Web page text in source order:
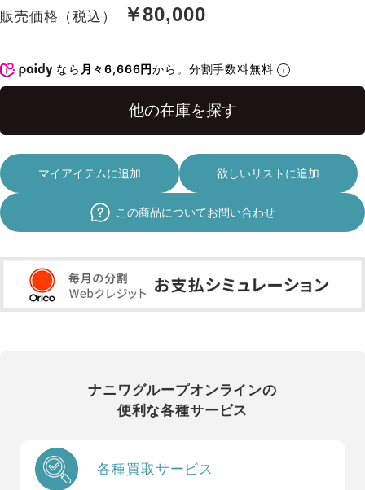
販売価格（税込） ￥80,000
なら 月々6,666円から。分割手数料無料
マイアイテムに追加 欲しいリストに追加
この商品についてお問い合わせ
ナニワグループオンラインの
便利な各種サービス
各種買取サービス